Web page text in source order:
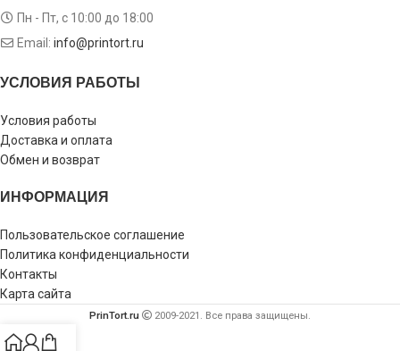
Пн - Пт, с 10:00 до 18:00
Email: info@printort.ru
УСЛОВИЯ РАБОТЫ
Условия работы
Доставка и оплата
Обмен и возврат
ИНФОРМАЦИЯ
Пользовательское соглашение
Политика конфиденциальности
Контакты
Карта сайта
PrinTort.ru 2009-2021. Все права защищены.